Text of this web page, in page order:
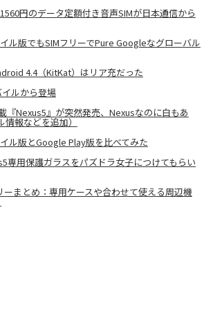
円のデータ定額付き音声SIMが日本通信から
ル版でもSIMフリーでPure Googleなグローバル
4.4（KitKat）はリア充だった
ルから登場
『Nexus5』が突然発売、Nexusなのに白もあ
情報などを追加）
ル版とGoogle Play版を比べてみた
専用保護ガラスをパズドラ女子につけてもらい
ーまとめ：専用ケースや合わせて使える周辺機